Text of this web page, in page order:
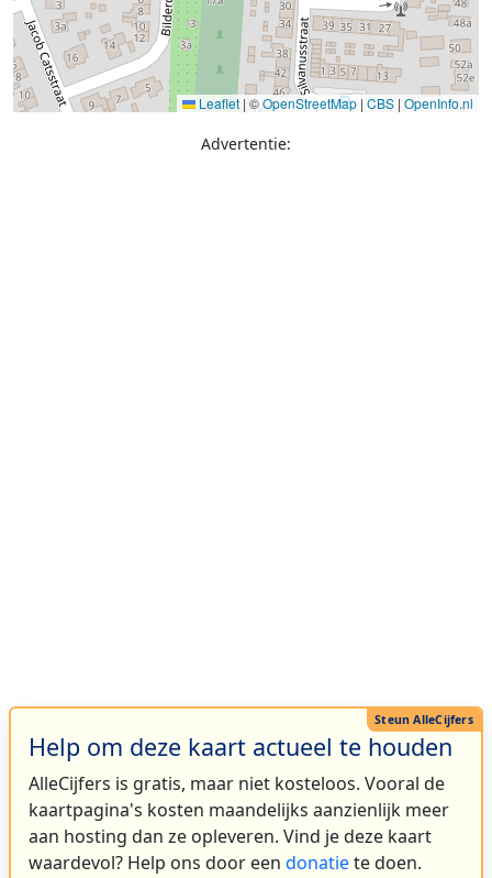
Leaflet | ©OpenStreetMap | CBS | OpenInfo.nl
Advertentie:
Help om deze kaart actueel te houden
AlleCijfers is gratis, maar niet kosteloos. Vooral de
kaartpagina's kosten maandelijks aanzienlijk meer
aan hosting dan ze opleveren. Vind je deze kaart
waardevol? Help ons door een donatiete doen.